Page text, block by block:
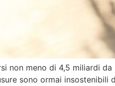
non meno di 4,5 miliardi
sono ormai